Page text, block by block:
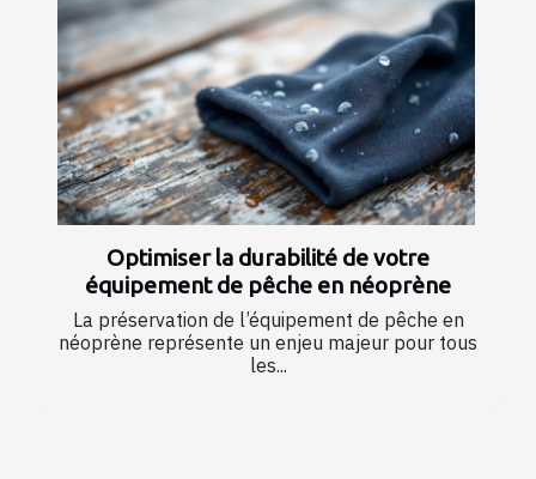
Optimiser la durabilité de votre
équipement de pêche en néoprène
La préservation de l’équipement de pêche en
néoprène représente un enjeu majeur pour tous
les...